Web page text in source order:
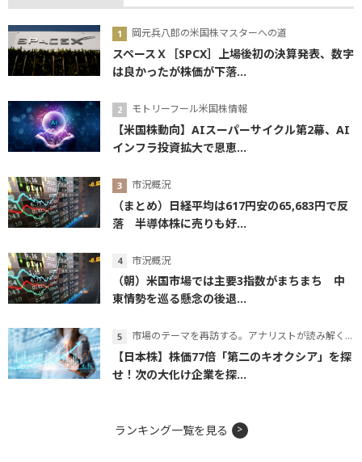
岡元兵八郎の米国株マスターへの道
スペースＸ［SPCX］上場後初の決算発表、数字
は良かったが株価が下落...
モトリーフール米国株情報
【米国株動向】AIスーパーサイクル第2幕、AI
インフラ投資拡大で恩恵...
市況概況
（まとめ）日経平均は617円安の65,683円で反
落 半導体株に売りも好...
市況概況
（朝）米国市場では主要3指数がまちまち 中
東情勢を巡る懸念の後退...
市場のテーマを再訪する。アナリストが読み解くテーマの本質
【日本株】株価77倍「第二のキオクシア」を探
せ！次の大化け企業を探...
ランキング一覧を見る